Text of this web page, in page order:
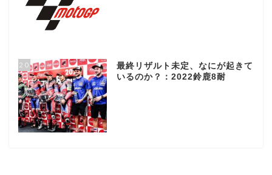
20
最終リザルト未定、なにが起きて
いるのか？：2022鈴鹿8耐